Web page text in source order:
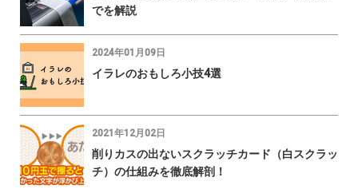
でを解説
2024年01月09日
イラレのおもしろ小技4選
2021年12月02日
削りカスの出ないスクラッチカード（白スクラッ
チ）の仕組みを徹底解剖！